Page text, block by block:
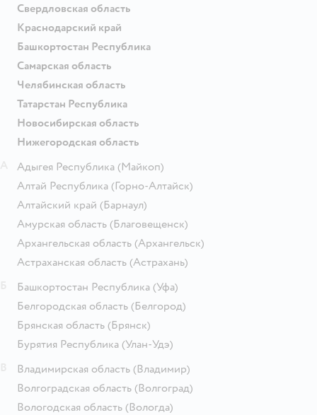
Свердловская область
Краснодарский край
Башкортостан Республика
Самарская область
Челябинская область
Татарстан Республика
Новосибирская область
Нижегородская область
Адыгея Республика (Майкоп)
Алтай Республика (Горно-Алтайск)
Алтайский край (Барнаул)
Амурская область (Благовещенск)
Архангельская область (Архангельск)
Астраханская область (Астрахань)
Башкортостан Республика (Уфа)
Белгородская область (Белгород)
Брянская область (Брянск)
Бурятия Республика (Улан-Удэ)
Владимирская область (Владимир)
Волгоградская область (Волгоград)
Вологодская область (Вологда)